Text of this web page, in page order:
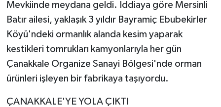
Mevkiinde meydana geldi. İddiaya göre Mersinli
Batır ailesi, yaklaşık 3 yıldır Bayramiç Ebubekirler
Köyü'ndeki ormanlık alanda kesim yaparak
kestikleri tomrukları kamyonlarıyla her gün
Çanakkale Organize Sanayi Bölgesi'nde orman
ürünleri işleyen bir fabrikaya taşıyordu.
ÇANAKKALE'YE YOLA ÇIKTI